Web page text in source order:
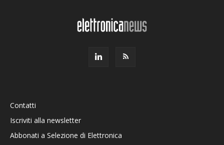
Contatti
Iscriviti alla newsletter
Abbonati a Selezione di Elettronica